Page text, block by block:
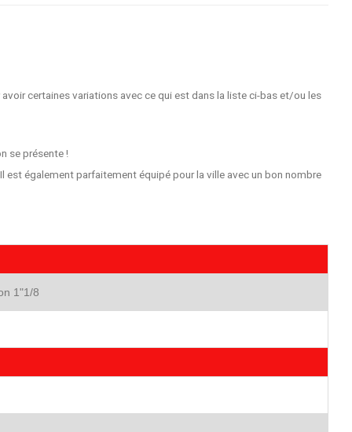
certaines variations avec ce qui est dans la liste ci-bas et/ou les
se présente !
est également parfaitement équipé pour la ville avec un bon nombre
1"1/8